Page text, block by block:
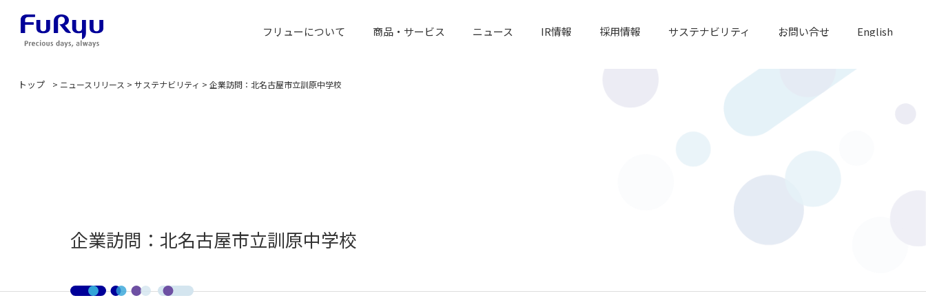
フリューについて 商品・サービス ニュース IR情報 採用情報 サステナビリティ お問い合せ English
トップ > ニュースリリース > サステナビリティ > 企業訪問：北名古屋市立訓原中学校
企業訪問：北名古屋市立訓原中学校